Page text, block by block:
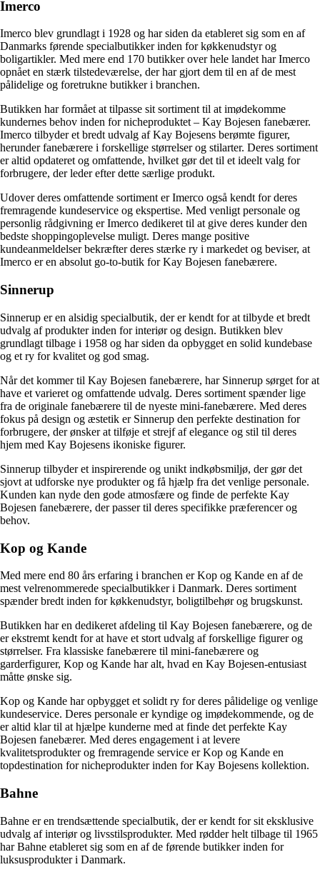
Imerco
Imerco blev grundlagt i 1928 og har siden da etableret sig som en af
Danmarks førende specialbutikker inden for køkkenudstyr og
boligartikler. Med mere end 170 butikker over hele landet har Imerco
opnået en stærk tilstedeværelse, der har gjort dem til en af de mest
pålidelige og foretrukne butikker i branchen.
Butikken har formået at tilpasse sit sortiment til at imødekomme
kundernes behov inden for nicheproduktet – Kay Bojesen fanebærer.
Imerco tilbyder et bredt udvalg af Kay Bojesens berømte figurer,
herunder fanebærere i forskellige størrelser og stilarter. Deres sortiment
er altid opdateret og omfattende, hvilket gør det til et ideelt valg for
forbrugere, der leder efter dette særlige produkt.
Udover deres omfattende sortiment er Imerco også kendt for deres
fremragende kundeservice og ekspertise. Med venligt personale og
personlig rådgivning er Imerco dedikeret til at give deres kunder den
bedste shoppingoplevelse muligt. Deres mange positive
kundeanmeldelser bekræfter deres stærke ry i markedet og beviser, at
Imerco er en absolut go-to-butik for Kay Bojesen fanebærere.
Sinnerup
Sinnerup er en alsidig specialbutik, der er kendt for at tilbyde et bredt
udvalg af produkter inden for interiør og design. Butikken blev
grundlagt tilbage i 1958 og har siden da opbygget en solid kundebase
og et ry for kvalitet og god smag.
Når det kommer til Kay Bojesen fanebærere, har Sinnerup sørget for at
have et varieret og omfattende udvalg. Deres sortiment spænder lige
fra de originale fanebærere til de nyeste mini-fanebærere. Med deres
fokus på design og æstetik er Sinnerup den perfekte destination for
forbrugere, der ønsker at tilføje et strejf af elegance og stil til deres
hjem med Kay Bojesens ikoniske figurer.
Sinnerup tilbyder et inspirerende og unikt indkøbsmiljø, der gør det
sjovt at udforske nye produkter og få hjælp fra det venlige personale.
Kunden kan nyde den gode atmosfære og finde de perfekte Kay
Bojesen fanebærere, der passer til deres specifikke præferencer og
behov.
Kop og Kande
Med mere end 80 års erfaring i branchen er Kop og Kande en af de
mest velrenommerede specialbutikker i Danmark. Deres sortiment
spænder bredt inden for køkkenudstyr, boligtilbehør og brugskunst.
Butikken har en dedikeret afdeling til Kay Bojesen fanebærere, og de
er ekstremt kendt for at have et stort udvalg af forskellige figurer og
størrelser. Fra klassiske fanebærere til mini-fanebærere og
garderfigurer, Kop og Kande har alt, hvad en Kay Bojesen-entusiast
måtte ønske sig.
Kop og Kande har opbygget et solidt ry for deres pålidelige og venlige
kundeservice. Deres personale er kyndige og imødekommende, og de
er altid klar til at hjælpe kunderne med at finde det perfekte Kay
Bojesen fanebærer. Med deres engagement i at levere
kvalitetsprodukter og fremragende service er Kop og Kande en
topdestination for nicheprodukter inden for Kay Bojesens kollektion.
Bahne
Bahne er en trendsættende specialbutik, der er kendt for sit eksklusive
udvalg af interiør og livsstilsprodukter. Med rødder helt tilbage til 1965
har Bahne etableret sig som en af ​​de førende butikker inden for
luksusprodukter i Danmark.